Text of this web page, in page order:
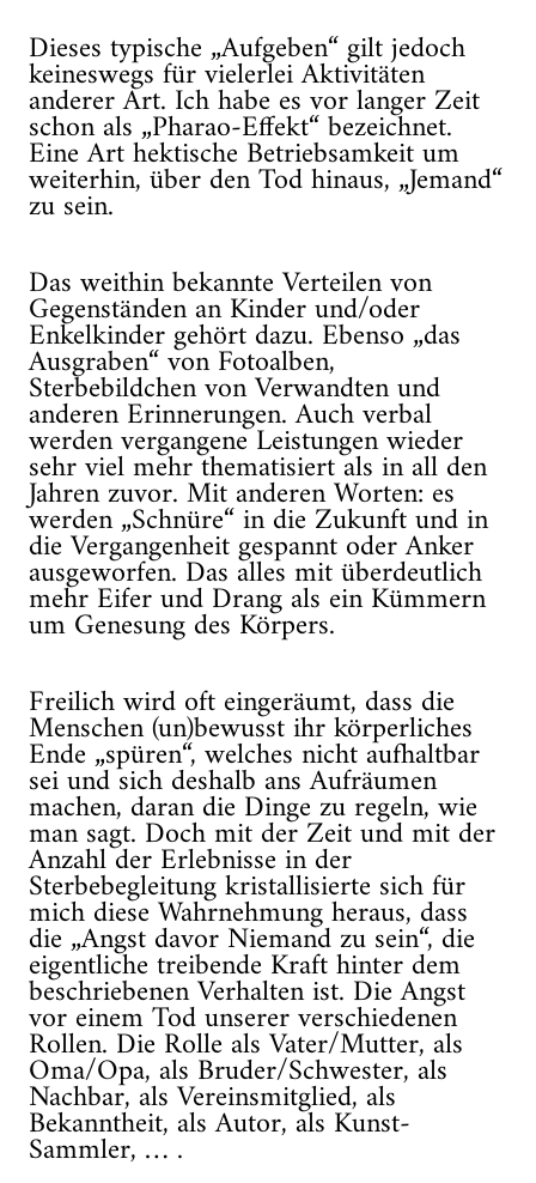
Dieses typische „Aufgeben“ gilt jedoch
keineswegs für vielerlei Aktivitäten
anderer Art. Ich habe es vor langer Zeit
schon als „Pharao-Effekt“ bezeichnet.
Eine Art hektische Betriebsamkeit um
weiterhin, über den Tod hinaus, „Jemand“
zu sein.
Das weithin bekannte Verteilen von
Gegenständen an Kinder und/oder
Enkelkinder gehört dazu. Ebenso „das
Ausgraben“ von Fotoalben,
Sterbebildchen von Verwandten und
anderen Erinnerungen. Auch verbal
werden vergangene Leistungen wieder
sehr viel mehr thematisiert als in all den
Jahren zuvor. Mit anderen Worten: es
werden „Schnüre“ in die Zukunft und in
die Vergangenheit gespannt oder Anker
ausgeworfen. Das alles mit überdeutlich
mehr Eifer und Drang als ein Kümmern
um Genesung des Körpers.
Freilich wird oft eingeräumt, dass die
Menschen (un)bewusst ihr körperliches
Ende „spüren“, welches nicht aufhaltbar
sei und sich deshalb ans Aufräumen
machen, daran die Dinge zu regeln, wie
man sagt. Doch mit der Zeit und mit der
Anzahl der Erlebnisse in der
Sterbebegleitung kristallisierte sich für
mich diese Wahrnehmung heraus, dass
die „Angst davor Niemand zu sein“, die
eigentliche treibende Kraft hinter dem
beschriebenen Verhalten ist. Die Angst
vor einem Tod unserer verschiedenen
Rollen. Die Rolle als Vater/Mutter, als
Oma/Opa, als Bruder/Schwester, als
Nachbar, als Vereinsmitglied, als
Bekanntheit, als Autor, als Kunst-
Sammler, … .